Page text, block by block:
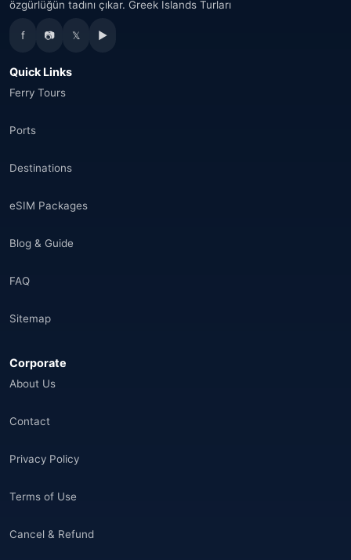
özgürlüğün tadını çıkar. Greek Islands Turları
f 📷 𝕏 ▶
Quick Links
Ferry Tours
Ports
Destinations
eSIM Packages
Blog & Guide
FAQ
Sitemap
Corporate
About Us
Contact
Privacy Policy
Terms of Use
Cancel & Refund